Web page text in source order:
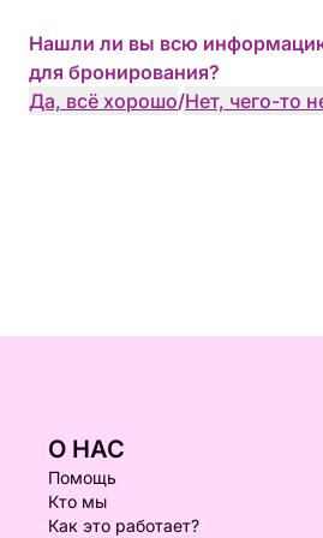
Нашли ли вы всю
для бронирования?
Да, всё хорошо/Нет, чего-то
О НАС
Помощь
Кто мы
Как это работает?